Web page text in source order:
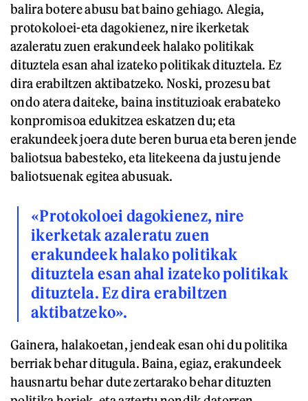
balira botere abusu bat baino gehiago. Alegia,
protokoloei-eta dagokienez, nire ikerketak
azaleratu zuen erakundeek halako politikak
dituztela esan ahal izateko politikak dituztela. Ez
dira erabiltzen aktibatzeko. Noski, prozesu bat
ondo atera daiteke, baina instituzioak erabateko
konpromisoa edukitzea eskatzen du; eta
erakundeek joera dute beren burua eta beren jende
baliotsua babesteko, eta litekeena da justu jende
baliotsuenak egitea abusuak.
«Protokoloei dagokienez, nire
ikerketak azaleratu zuen
erakundeek halako politikak
dituztela esan ahal izateko politikak
dituztela. Ez dira erabiltzen
aktibatzeko».
Gainera, halakoetan, jendeak esan ohi du politika
berriak behar ditugula. Baina, egiaz, erakundeek
hausnartu behar dute zertarako behar dituzten